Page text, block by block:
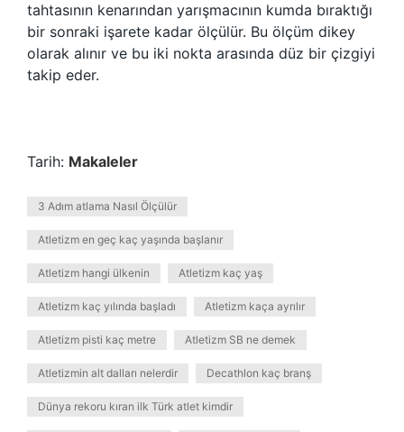
tahtasının kenarından yarışmacının kumda bıraktığı
bir sonraki işarete kadar ölçülür. Bu ölçüm dikey
olarak alınır ve bu iki nokta arasında düz bir çizgiyi
takip eder.
Tarih: Makaleler
3 Adım atlama Nasıl Ölçülür
Atletizm en geç kaç yaşında başlanır
Atletizm hangi ülkenin Atletizm kaç yaş
Atletizm kaç yılında başladı Atletizm kaça ayrılır
Atletizm pisti kaç metre Atletizm SB ne demek
Atletizmin alt dalları nelerdir Decathlon kaç branş
Dünya rekoru kıran ilk Türk atlet kimdir